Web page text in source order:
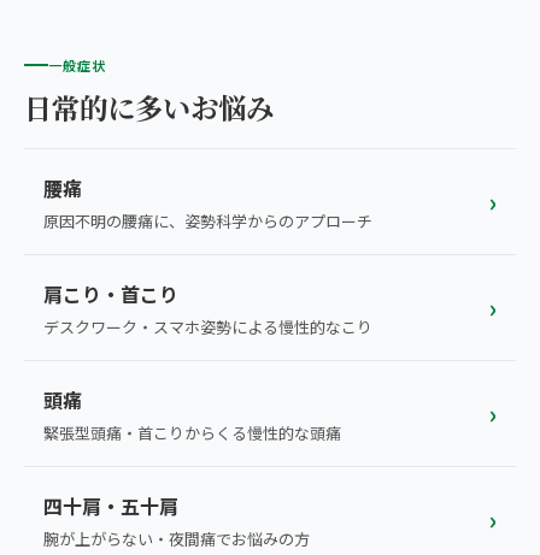
四十肩・五十肩
膝痛・関節痛
股関節の痛み
産後の不調・体型の崩れ
骨盤の傾き・歪み
眼精疲労
寝違え
北海道
札幌エリア（13院）
仙台エリア（4院）
池袋エリア（3院）
高田馬場エリア（2院）
町田エリア（2院）
ABOUT US 私たちについて
初めての方へ
研究・論文
メディア・実績
お客様の声
とらわれないカラダを。
一般症状
日常的に多いお悩み
腰痛
原因不明の腰痛に、姿勢科学からのアプローチ
›
肩こり・首こり
デスクワーク・スマホ姿勢による慢性的なこり
›
頭痛
緊張型頭痛・首こりからくる慢性的な頭痛
›
四十肩・五十肩
腕が上がらない・夜間痛でお悩みの方
›